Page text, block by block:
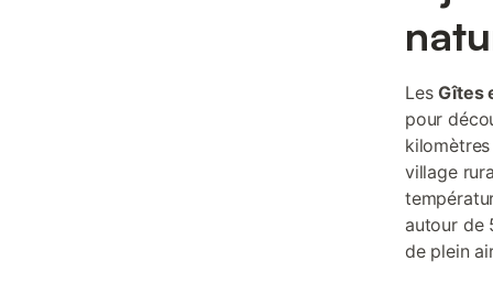
LesGîtes
pour
village
autour de
de plein